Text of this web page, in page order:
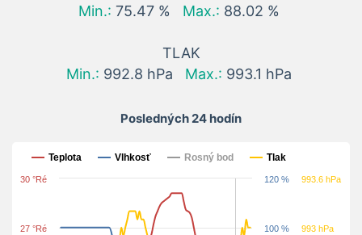
Min.: 75.47 % Max.: 88.02 %
TLAK
Min.: 992.8 hPa Max.: 993.1 hPa
Posledných 24 hodín
Posledných 24 hodín
Teplota Vlhkosť Rosný bod Tlak
27 °Ré
30 °Ré
100 %
120 %
993 hPa
993.6 hPa